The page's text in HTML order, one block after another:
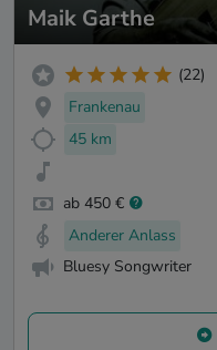
Maik Garthe
(22)
Frankenau
45 km
ab 450 €
Anderer Anlass
Bluesy Songwriter